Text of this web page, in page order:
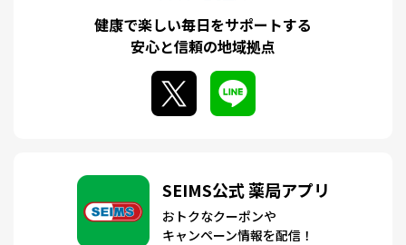
健康で楽しい毎日をサポートする
安心と信頼の地域拠点
SEIMS公式 薬局アプリ
おトクなクーポンや
キャンペーン情報を配信！